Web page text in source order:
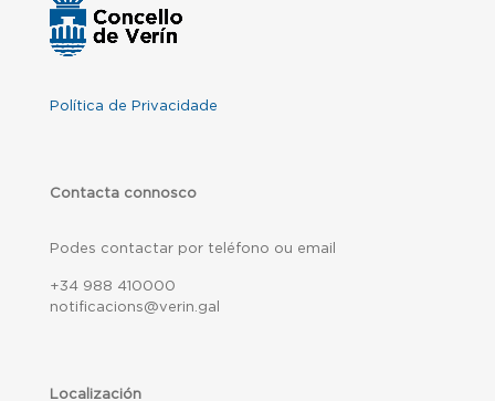
Política de Privacidade
Contacta connosco
Podes contactar por teléfono ou email
+34 988 410000
notificacions@verin.gal
Localización